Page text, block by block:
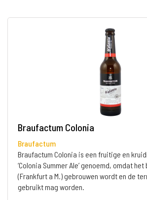
Braufactum Colonia
Braufactum
Braufactum Colonia is een fruitige en
‘Colonia Summer Ale’ genoemd, omdat
(Frankfurt a M.) gebrouwen wordt en de
gebruikt mag worden.